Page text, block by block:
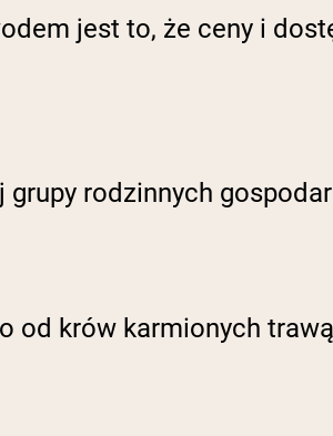
jest to, że ceny i
rodzinnych
od krów karmionych